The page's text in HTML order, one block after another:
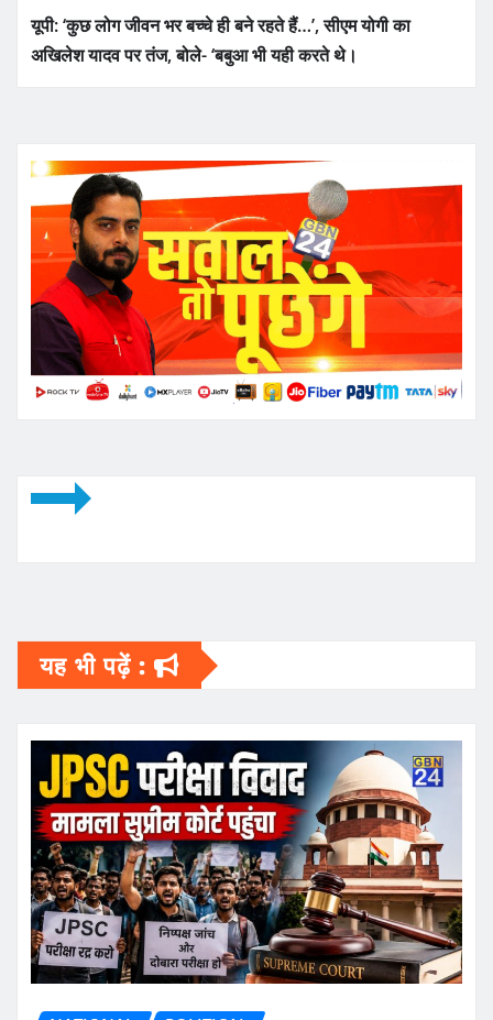
यूपी: ‘कुछ लोग जीवन भर बच्चे ही बने रहते हैं…’, सीएम योगी का
अखिलेश यादव पर तंज, बोले- ‘बबुआ भी यही करते थे।
यह भी पढ़ें :